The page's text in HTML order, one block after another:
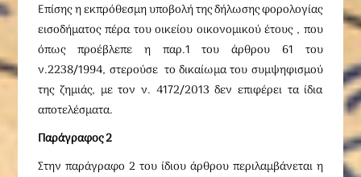
Επίσης η εκπρόθεσμη υποβολή της δήλωσης φορολογίας
εισοδήματος πέρα του οικείου οικονομικού έτους , που
όπως προέβλεπε η παρ.1 του άρθρου 61 του
ν.2238/1994, στερούσε το δικαίωμα του συμψηφισμού
της ζημιάς, με τον ν. 4172/2013 δεν επιφέρει τα ίδια
αποτελέσματα.
Παράγραφος 2
Στην παράγραφο 2 του ίδιου άρθρου περιλαμβάνεται η